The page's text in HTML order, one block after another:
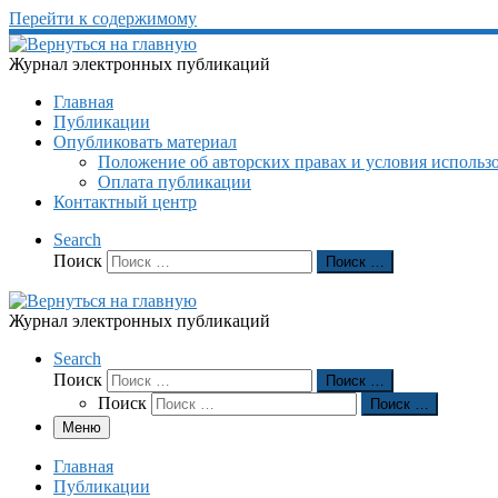
Перейти к содержимому
Журнал электронных публикаций
Главная
Публикации
Опубликовать материал
Положение об авторских правах и условия
Оплата публикации
Контактный центр
Search
Поиск
Поиск …
Журнал электронных публикаций
Search
Поиск
Поиск …
Поиск
Поиск …
Меню
Главная
Публикации